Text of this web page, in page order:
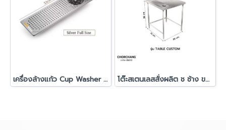
เครื่องล้างแก้ว Cup Washer ขนาด 53x16.2 cm. (Silver Full Size) โต๊ะสเตนเลสสั่งผลิต ช ช้าง ขนาด 70 x 75 x 85 ซม.